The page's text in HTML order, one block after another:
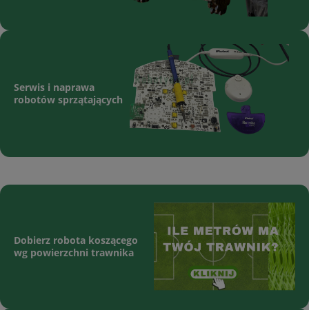
Serwis i naprawa
robotów sprzątających
Dobierz robota koszącego
wg powierzchni trawnika